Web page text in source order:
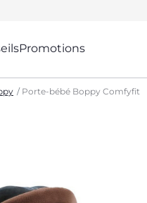
Promotions
Porte-bébé Boppy Comfyfit